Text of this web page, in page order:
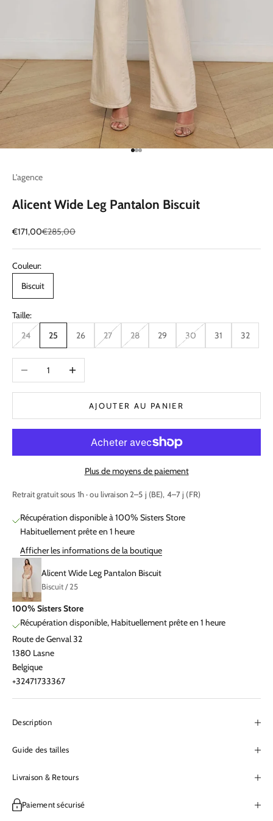
Aller à l'élément 1
Aller à l'élément 2
Aller à l'élément 3
L'agence
Alicent Wide Leg Pantalon Biscuit
Prix de vente
€171,00Prix normal
€285,00
Couleur:
Biscuit
Taille:
24
25 26 27 28 29 30 31 32
Diminuer la quantitéAugmenter la quantité
AJOUTER AU PANIER
Plus de moyens de paiement
Retrait gratuit sous 1h · ou livraison 2–5 j (BE), 4–7 j (FR)
Récupération disponible à 100% Sisters Store
Habituellement prête en 1 heure
Afficher les informations de la boutique
Alicent Wide Leg Pantalon Biscuit
Biscuit / 25
100% Sisters Store
Récupération disponible, Habituellement prête en 1 heure
Route de Genval 32
1380 Lasne
Belgique
+32471733367
Description
Guide des tailles
Livraison & Retours
Paiement sécurisé